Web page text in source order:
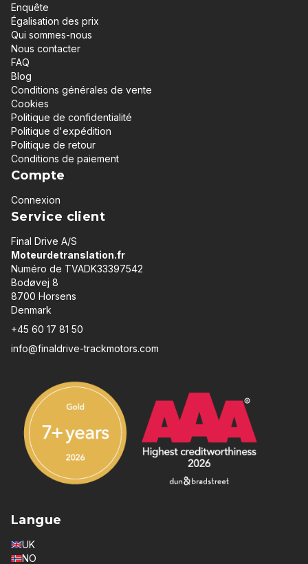
Enquête
Égalisation des prix
Qui sommes-nous
Nous contacter
FAQ
Blog
Conditions générales de vente
Cookies
Politique de confidentialité
Politique d'expédition
Politique de retour
Conditions de paiement
Compte
Connexion
Service client
Final Drive A/S
Moteurdetranslation.fr
Numéro de TVADK33397542
Bodøvej 8
8700 Horsens
Denmark
+45 60 17 81 50
info@finaldrive-trackmotors.com
Langue
UK
NO